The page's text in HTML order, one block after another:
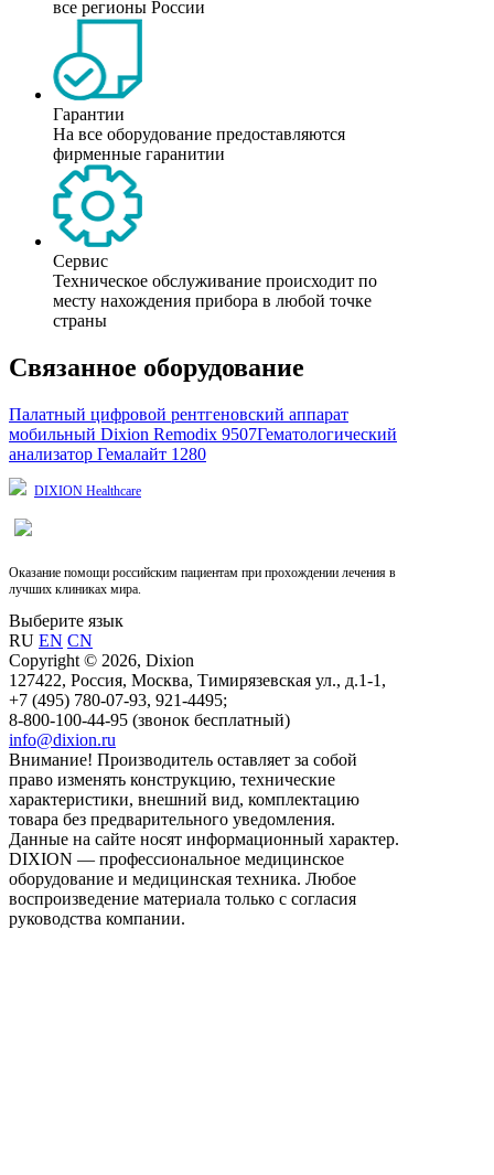
все регионы России
Гарантии
На все оборудование предоставляются
фирменные гаранитии
Сервис
Техническое обслуживание происходит по
месту нахождения прибора в любой точке
страны
Связанное оборудование
Палатный цифровой рентгеновский аппарат
мобильный Dixion Remodix 9507Гематологический
анализатор Гемалайт 1280
DIXION Healthcare
Оказание помощи российским пациентам при прохождении лечения в
лучших клиниках мира.
Выберите язык
RU EN CN
Copyright © 2026, Dixion
127422, Россия, Москва, Тимирязевская ул., д.1-1,
+7 (495) 780-07-93, 921-4495;
8-800-100-44-95 (звонок бесплатный)
info@dixion.ru
Внимание! Производитель оставляет за собой
право изменять конструкцию, технические
характеристики, внешний вид, комплектацию
товара без предварительного уведомления.
Данные на сайте носят информационный характер.
DIXION — профессиональное медицинское
оборудование и медицинская техника. Любое
воспроизведение материала только с согласия
руководства компании.